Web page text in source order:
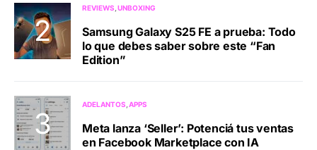
REVIEWS UNBOXING
Samsung Galaxy S25 FE a prueba: Todo
lo que debes saber sobre este “Fan
Edition”
ADELANTOS APPS
Meta lanza ‘Seller’: Potenciá tus ventas
en Facebook Marketplace con IA